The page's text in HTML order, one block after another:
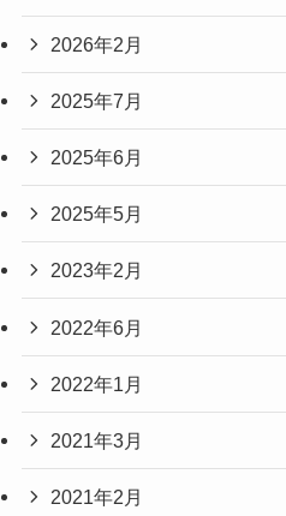
2026年2月
2025年7月
2025年6月
2025年5月
2023年2月
2022年6月
2022年1月
2021年3月
2021年2月